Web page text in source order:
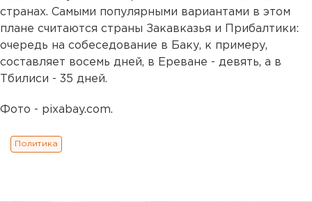
странах. Самыми популярными вариантами в этом
плане считаются страны Закавказья и Прибалтики:
очередь на собеседование в Баку, к примеру,
составляет восемь дней, в Ереване - девять, а в
Тбилиси - 35 дней.
Фото - pixabay.com.
Политика